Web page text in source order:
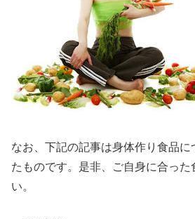
なお、下記の記事は身体作り食品に
たものです。是非、ご自身に合った
い。